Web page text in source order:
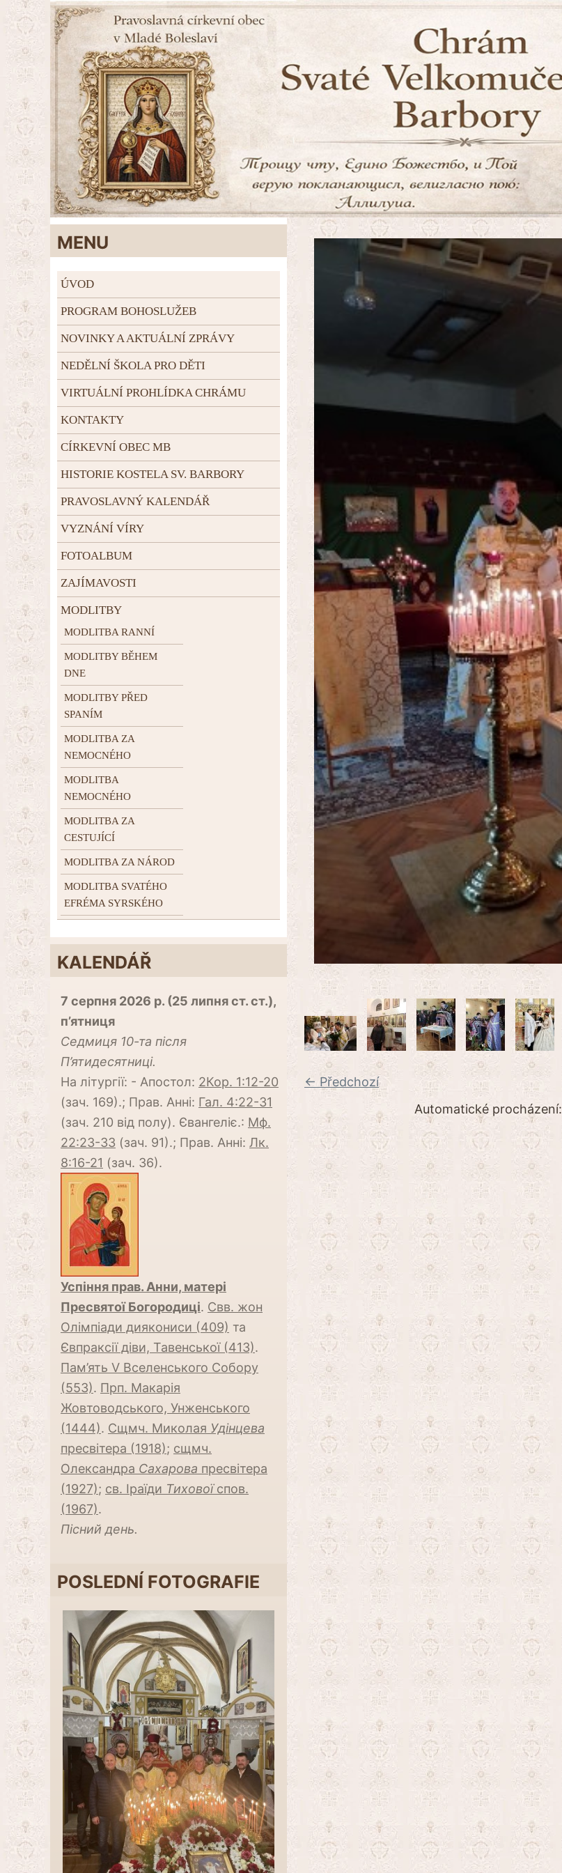
← Předchozí
Automatické procházení:
MENU
ÚVOD
PROGRAM BOHOSLUŽEB
NOVINKY A AKTUÁLNÍ ZPRÁVY
NEDĚLNÍ ŠKOLA PRO DĚTI
VIRTUÁLNÍ PROHLÍDKA CHRÁMU
KONTAKTY
CÍRKEVNÍ OBEC MB
HISTORIE KOSTELA SV. BARBORY
PRAVOSLAVNÝ KALENDÁŘ
VYZNÁNÍ VÍRY
FOTOALBUM
ZAJÍMAVOSTI
MODLITBY
MODLITBA RANNÍ
MODLITBY BĚHEM
DNE
MODLITBY PŘED
SPANÍM
MODLITBA ZA
NEMOCNÉHO
MODLITBA
NEMOCNÉHO
MODLITBA ZA
CESTUJÍCÍ
MODLITBA ZA NÁROD
MODLITBA SVATÉHO
EFRÉMA SYRSKÉHO
KALENDÁŘ
7 серпня 2026 р. (25 липня ст. ст.),
п’ятниця
Cедмиця 10-та після
П’ятидесятниці.
На літургії: - Апостол: 2Кор. 1:12-20
(зач. 169).; Прав. Анні: Гал. 4:22-31
(зач. 210 від полу). Євангеліє.: Мф.
22:23-33 (зач. 91).; Прав. Анні: Лк.
8:16-21 (зач. 36).
Успіння прав. Анни, матері
Пресвятої Богородиці. Свв. жон
Олімпіади диякониси (409) та
Євпраксії діви, Тавенської (413).
Пам’ять V Вселенського Собору
(553). Прп. Макарія
Жовтоводського, Унженського
(1444). Сщмч. Миколая Удінцева
пресвітера (1918); сщмч.
Олександра Сaхарова пресвітера
(1927); св. Іраїди Тиховоїспов.
(1967).
Пісний день.
POSLEDNÍ FOTOGRAFIE